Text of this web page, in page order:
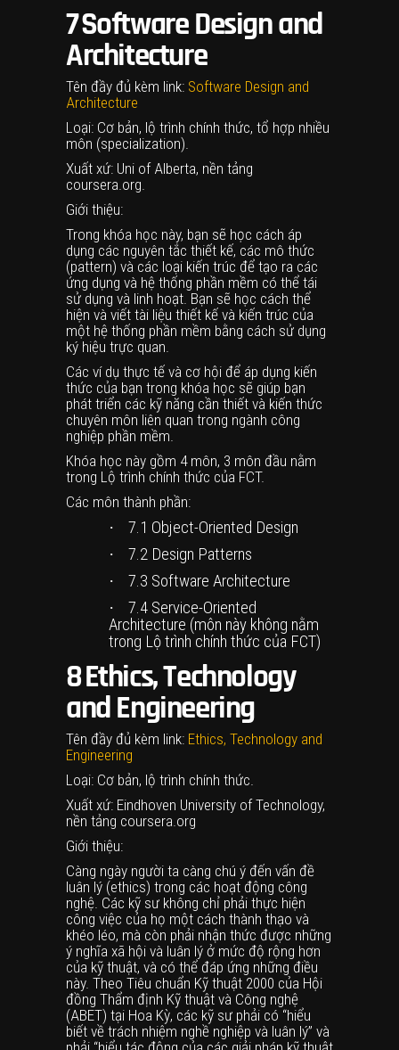
7Software Design and
Architecture
Tên đầy đủ kèm link: Software Design and
Architecture
Loại: Cơ bản, lộ trình chính thức, tổ hợp nhiều
môn (specialization).
Xuất xứ: Uni of Alberta, nền tảng
coursera.org.
Giới thiệu:
Trong khóa học này, bạn sẽ học cách áp
dụng các nguyên tắc thiết kế, các mô thức
(pattern) và các loại kiến trúc để tạo ra các
ứng dụng và hệ thống phần mềm có thể tái
sử dụng và linh hoạt. Bạn sẽ học cách thể
hiện và viết tài liệu thiết kế và kiến trúc của
một hệ thống phần mềm bằng cách sử dụng
ký hiệu trực quan.
Các ví dụ thực tế và cơ hội để áp dụng kiến
thức của bạn trong khóa học sẽ giúp bạn
phát triển các kỹ năng cần thiết và kiến thức
chuyên môn liên quan trong ngành công
nghiệp phần mềm.
Khóa học này gồm 4 môn, 3 môn đầu nằm
trong Lộ trình chính thức của FCT.
Các môn thành phần:
· 7.1 Object-Oriented Design
· 7.2 Design Patterns
· 7.3 Software Architecture
· 7.4 Service-Oriented
Architecture (môn này không nằm
trong Lộ trình chính thức của FCT)
8Ethics, Technology
and Engineering
Tên đầy đủ kèm link: Ethics, Technology and
Engineering
Loại: Cơ bản, lộ trình chính thức.
Xuất xứ: Eindhoven University of Technology,
nền tảng coursera.org
Giới thiệu:
Càng ngày người ta càng chú ý đến vấn đề
luân lý (ethics) trong các hoạt động công
nghệ. Các kỹ sư không chỉ phải thực hiện
công việc của họ một cách thành thạo và
khéo léo, mà còn phải nhận thức được những
ý nghĩa xã hội và luân lý ở mức độ rộng hơn
của kỹ thuật, và có thể đáp ứng những điều
này. Theo Tiêu chuẩn Kỹ thuật 2000 của Hội
đồng Thẩm định Kỹ thuật và Công nghệ
(ABET) tại Hoa Kỳ, các kỹ sư phải có “hiểu
biết về trách nhiệm nghề nghiệp và luân lý” và